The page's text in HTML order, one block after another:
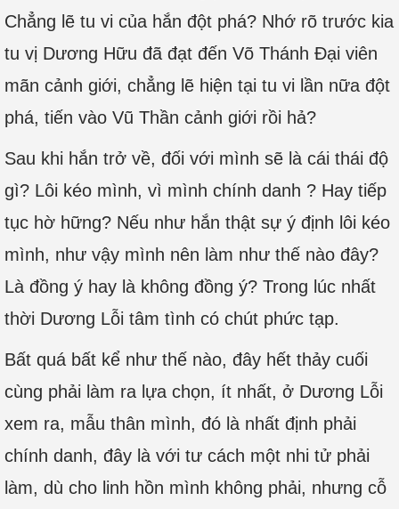
Chẳng lẽ tu vi của hắn đột phá? Nhớ rõ trước kia
tu vị Dương Hữu đã đạt đến Võ Thánh Đại viên
mãn cảnh giới, chẳng lẽ hiện tại tu vi lần nữa đột
phá, tiến vào Vũ Thần cảnh giới rồi hả?
Sau khi hắn trở về, đối với mình sẽ là cái thái độ
gì? Lôi kéo mình, vì mình chính danh ? Hay tiếp
tục hờ hững? Nếu như hắn thật sự ý định lôi kéo
mình, như vậy mình nên làm như thế nào đây?
Là đồng ý hay là không đồng ý? Trong lúc nhất
thời Dương Lỗi tâm tình có chút phức tạp.
Bất quá bất kể như thế nào, đây hết thảy cuối
cùng phải làm ra lựa chọn, ít nhất, ở Dương Lỗi
xem ra, mẫu thân mình, đó là nhất định phải
chính danh, đây là với tư cách một nhi tử phải
làm, dù cho linh hồn mình không phải, nhưng cỗ